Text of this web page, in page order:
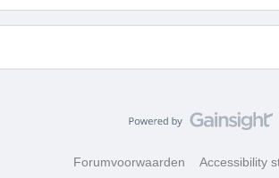
Forumvoorwaarden Accessibility